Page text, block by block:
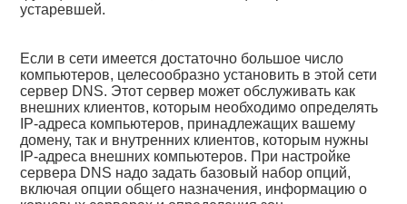
устаревшей.
Если в сети имеется достаточно большое число
компьютеров, целесообразно установить в этой сети
сервер DNS. Этот сервер может обслуживать как
внешних клиентов, которым необходимо определять
IP-адреса компьютеров, принадлежащих вашему
домену, так и внутренних клиентов, которым нужны
IP-адреса внешних компьютеров. При настройке
сервера DNS надо задать базовый набор опций,
включая опции общего назначения, информацию о